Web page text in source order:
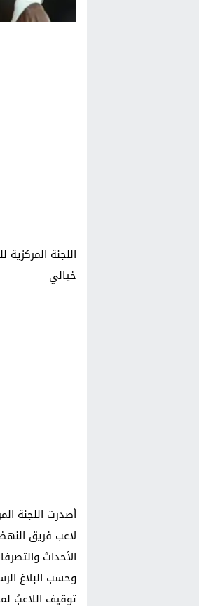
خيالي
أصدرت اللجنة
الأحداث
وحسب البلاغ